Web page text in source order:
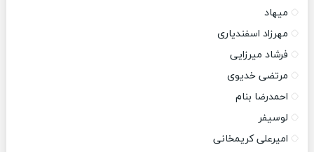
میهاد
مهرزاد اسفندیاری
فرشاد میرزایی
مرتضی خدیوی
احمدرضا بنام
لوسیفر
امیرعلی کریمخانی